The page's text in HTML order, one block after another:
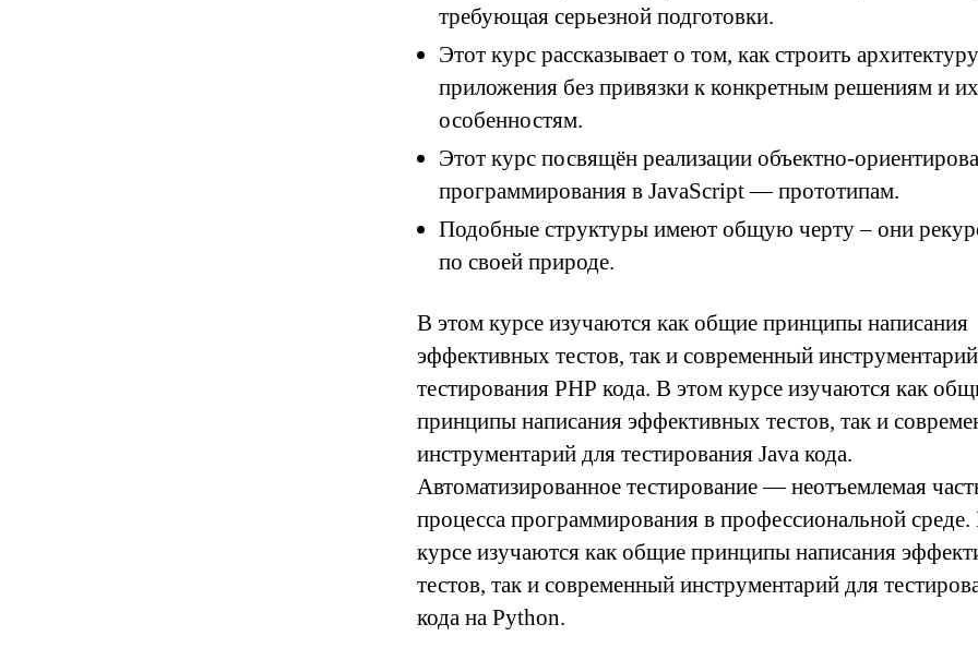
требующая серьезной подготовки.
Этот курс рассказывает о том, как строить архитектуру
приложения без привязки к конкретным решениям и их
особенностям.
Этот курс посвящён реализации объектно-
программирования в JavaScript — прототипам.
Подобные структуры имеют общую черту – они
по своей природе.
В этом курсе изучаются как общие принципы написания
эффективных тестов, так и современный
тестирования PHP кода. В этом курсе изучаются как
принципы написания эффективных тестов, так и
инструментарий для тестирования Java кода.
Автоматизированное тестирование — неотъемлемая
процесса программирования в профессиональной
курсе изучаются как общие принципы написания
тестов, так и современный инструментарий для
кода на Python.